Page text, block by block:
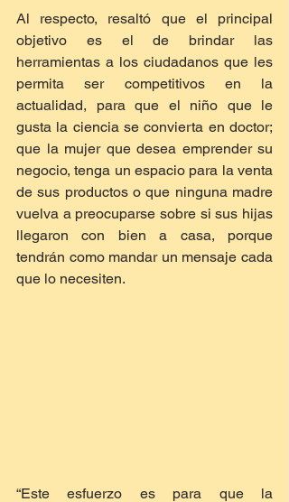
Al respecto, resaltó que el principal
objetivo es el de brindar las
herramientas a los ciudadanos que les
permita ser competitivos en la
actualidad, para que el niño que le
gusta la ciencia se convierta en doctor;
que la mujer que desea emprender su
negocio, tenga un espacio para la venta
de sus productos o que ninguna madre
vuelva a preocuparse sobre si sus hijas
llegaron con bien a casa, porque
tendrán como mandar un mensaje cada
que lo necesiten.
“Este esfuerzo es para que la